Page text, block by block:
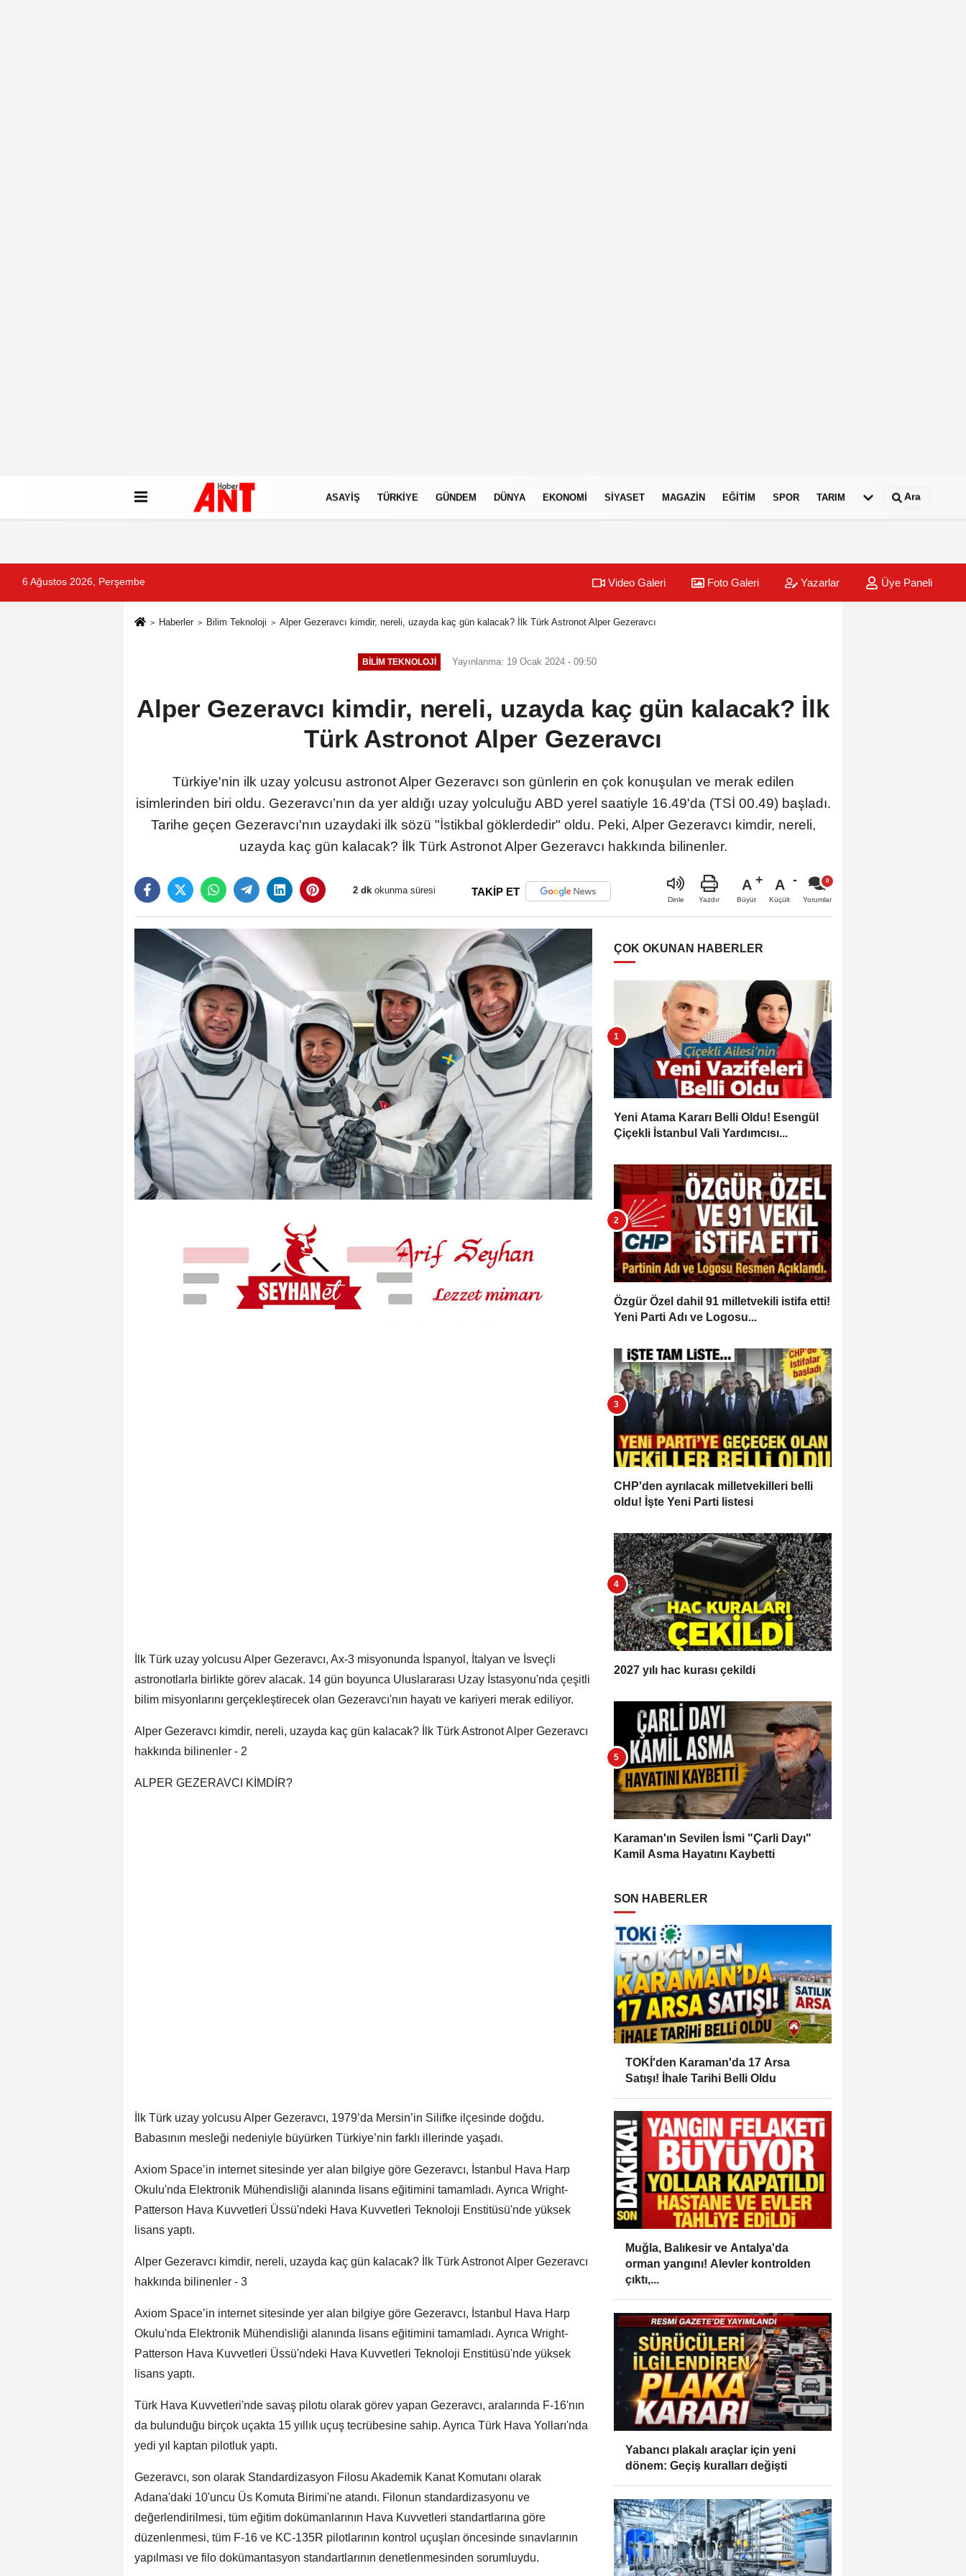
ASAYIŞ TÜRKIYE GÜNDEM DÜNYA EKONOMI SIYASET MAGAZIN EĞITIM SPOR TARIM Ara
6 Ağustos 2026, Perşembe Video Galeri Foto Galeri Yazarlar Üye Paneli
Haberler Bilim Teknoloji Alper Gezeravcı kimdir, nereli, uzayda kaç gün kalacak? İlk Türk Astronot Alper Gezeravcı
BILIM TEKNOLOJI Yayınlanma: 19 Ocak 2024 - 09:50
Alper Gezeravcı kimdir, nereli, uzayda kaç gün kalacak? İlk
Türk Astronot Alper Gezeravcı
Türkiye'nin ilk uzay yolcusu astronot Alper Gezeravcı son günlerin en çok konuşulan ve merak edilen
isimlerinden biri oldu. Gezeravcı’nın da yer aldığı uzay yolculuğu ABD yerel saatiyle 16.49'da (TSİ 00.49) başladı.
Tarihe geçen Gezeravcı'nın uzaydaki ilk sözü "İstikbal göklerdedir" oldu. Peki, Alper Gezeravcı kimdir, nereli,
uzayda kaç gün kalacak? İlk Türk Astronot Alper Gezeravcı hakkında bilinenler.
2 dk okunma süresi TAKİP ET
Dinle Yazdır
A
Büyüt
A
Küçült Yorumlar
İlk Türk uzay yolcusu Alper Gezeravcı, Ax-3 misyonunda İspanyol, İtalyan ve İsveçli
astronotlarla birlikte görev alacak. 14 gün boyunca Uluslararası Uzay İstasyonu'nda çeşitli
bilim misyonlarını gerçekleştirecek olan Gezeravcı'nın hayatı ve kariyeri merak ediliyor.
Alper Gezeravcı kimdir, nereli, uzayda kaç gün kalacak? İlk Türk Astronot Alper Gezeravcı
hakkında bilinenler - 2
ALPER GEZERAVCI KİMDİR?
İlk Türk uzay yolcusu Alper Gezeravcı, 1979’da Mersin’in Silifke ilçesinde doğdu.
Babasının mesleği nedeniyle büyürken Türkiye’nin farklı illerinde yaşadı.
Axiom Space’in internet sitesinde yer alan bilgiye göre Gezeravcı, İstanbul Hava Harp
Okulu'nda Elektronik Mühendisliği alanında lisans eğitimini tamamladı. Ayrıca Wright-
Patterson Hava Kuvvetleri Üssü'ndeki Hava Kuvvetleri Teknoloji Enstitüsü'nde yüksek
lisans yaptı.
Alper Gezeravcı kimdir, nereli, uzayda kaç gün kalacak? İlk Türk Astronot Alper Gezeravcı
hakkında bilinenler - 3
Axiom Space’in internet sitesinde yer alan bilgiye göre Gezeravcı, İstanbul Hava Harp
Okulu'nda Elektronik Mühendisliği alanında lisans eğitimini tamamladı. Ayrıca Wright-
Patterson Hava Kuvvetleri Üssü'ndeki Hava Kuvvetleri Teknoloji Enstitüsü'nde yüksek
lisans yaptı.
Türk Hava Kuvvetleri'nde savaş pilotu olarak görev yapan Gezeravcı, aralarında F-16'nın
da bulunduğu birçok uçakta 15 yıllık uçuş tecrübesine sahip. Ayrıca Türk Hava Yolları'nda
yedi yıl kaptan pilotluk yaptı.
Gezeravcı, son olarak Standardizasyon Filosu Akademik Kanat Komutanı olarak
Adana'daki 10'uncu Üs Komuta Birimi'ne atandı. Filonun standardizasyonu ve
değerlendirilmesi, tüm eğitim dokümanlarının Hava Kuvvetleri standartlarına göre
düzenlenmesi, tüm F-16 ve KC-135R pilotlarının kontrol uçuşları öncesinde sınavlarının
yapılması ve filo dokümantasyon standartlarının denetlenmesinden sorumluydu.
ÇOK OKUNAN HABERLER
Yeni Atama Kararı Belli Oldu! Esengül
Çiçekli İstanbul Vali Yardımcısı...
Özgür Özel dahil 91 milletvekili istifa etti!
Yeni Parti Adı ve Logosu...
CHP'den ayrılacak milletvekilleri belli
oldu! İşte Yeni Parti listesi
2027 yılı hac kurası çekildi
Karaman'ın Sevilen İsmi "Çarli Dayı"
Kamil Asma Hayatını Kaybetti
SON HABERLER
TOKİ'den Karaman'da 17 Arsa
Satışı! İhale Tarihi Belli Oldu
Muğla, Balıkesir ve Antalya'da
orman yangını! Alevler kontrolden
çıktı,...
Yabancı plakalı araçlar için yeni
dönem: Geçiş kuralları değişti